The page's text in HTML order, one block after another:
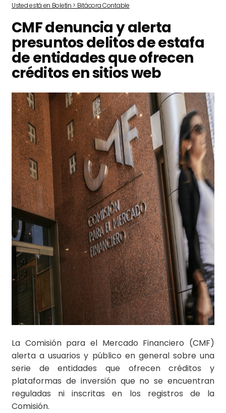
Usted está en Boletín > Bitácora Contable
CMF denuncia y alerta
presuntos delitos de estafa
de entidades que ofrecen
créditos en sitios web
La Comisión para el Mercado Financiero (CMF)
alerta a usuarios y público en general sobre una
serie de entidades que ofrecen créditos y
plataformas de inversión que no se encuentran
reguladas ni inscritas en los registros de la
Comisión.